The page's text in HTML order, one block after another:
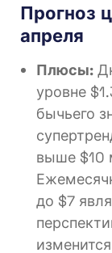
Прогноз
апреля
Плюсы:
уровне
бычьего
выше $10
до $7